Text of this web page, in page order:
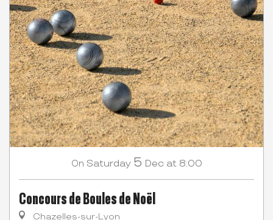
On Saturday 5 Dec at 8:00
Concours de Boules de Noël
Chazelles-sur-Lyon